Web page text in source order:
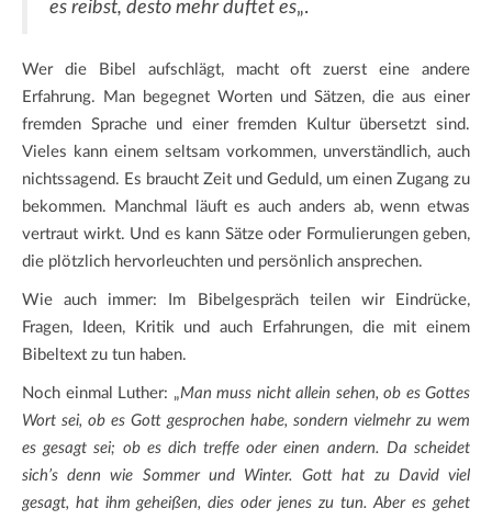
es reibst, desto mehr duftet es„.
Wer die Bibel aufschlägt, macht oft zuerst eine andere
Erfahrung. Man begegnet Worten und Sätzen, die aus einer
fremden Sprache und einer fremden Kultur übersetzt sind.
Vieles kann einem seltsam vorkommen, unverständlich, auch
nichtssagend. Es braucht Zeit und Geduld, um einen Zugang zu
bekommen. Manchmal läuft es auch anders ab, wenn etwas
vertraut wirkt. Und es kann Sätze oder Formulierungen geben,
die plötzlich hervorleuchten und persönlich ansprechen.
Wie auch immer: Im Bibelgespräch teilen wir Eindrücke,
Fragen, Ideen, Kritik und auch Erfahrungen, die mit einem
Bibeltext zu tun haben.
Noch einmal Luther: „Man muss nicht allein sehen, ob es Gottes
Wort sei, ob es Gott gesprochen habe, sondern vielmehr zu wem
es gesagt sei; ob es dich treffe oder einen andern. Da scheidet
sich’s denn wie Sommer und Winter. Gott hat zu David viel
gesagt, hat ihm geheißen, dies oder jenes zu tun. Aber es gehet